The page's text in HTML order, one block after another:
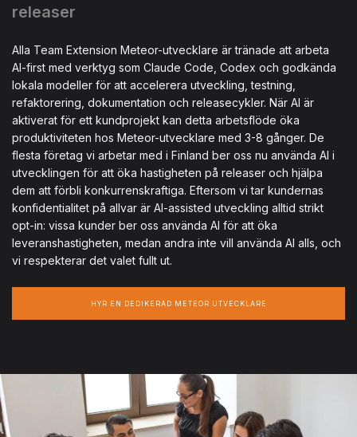
releaser
Alla Team Extension Meteor-utvecklare är tränade att arbeta
AI-first med verktyg som Claude Code, Codex och godkända
lokala modeller för att accelerera utveckling, testning,
refaktorering, dokumentation och releasecykler. När AI är
aktiverat för ett kundprojekt kan detta arbetsflöde öka
produktiviteten hos Meteor-utvecklare med 3-8 gånger. De
flesta företag vi arbetar med i Finland ber oss nu använda AI i
utvecklingen för att öka hastigheten på releaser och hjälpa
dem att förbli konkurrenskraftiga. Eftersom vi tar kundernas
konfidentialitet på allvar är AI-assisted utveckling alltid strikt
opt-in: vissa kunder ber oss använda AI för att öka
leveranshastigheten, medan andra inte vill använda AI alls, och
vi respekterar det valet fullt ut.
HYR EN DEDIKERAD METEOR UTVECKLARE